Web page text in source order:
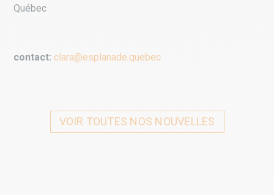
Québec
contact:clara@esplanade.quebec
VOIR TOUTES NOS NOUVELLES